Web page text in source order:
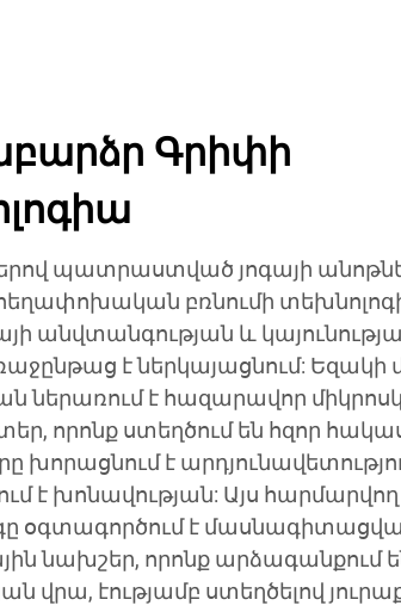
Գրիփի
պատրաստված յոգայի
բռնումի
անվտանգության և
է ներկայացնում: Եզակի
ներառում է հազարավոր
որոնք ստեղծում են հզոր
խորացնում է
է խոնավության: Այս հարմարվող
օգտագործում է
նախշեր, որոնք արձագանքում
վրա, էությամբ ստեղծելով